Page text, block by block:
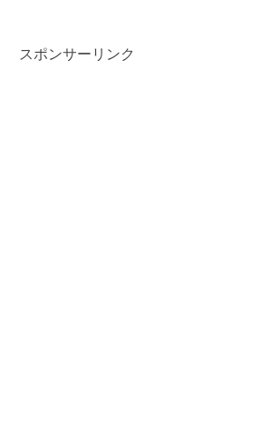
スポンサーリンク